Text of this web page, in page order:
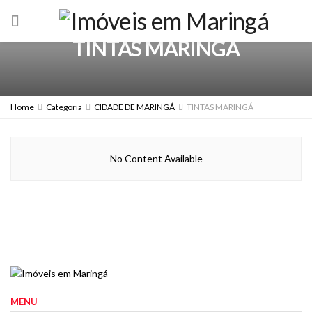
TINTAS MARINGÁ
Home Categoria CIDADE DE MARINGÁ TINTAS MARINGÁ
No Content Available
MENU